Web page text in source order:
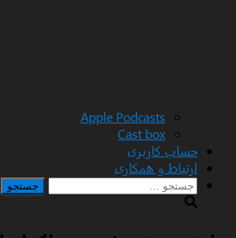
Apple Podcasts
Cast box
حساب کاربری
ارتباط و همکاری
جستجو
برای: